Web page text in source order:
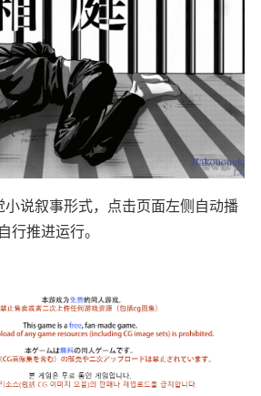
说叙事形式，点击页面左侧自动播
行推进运行。